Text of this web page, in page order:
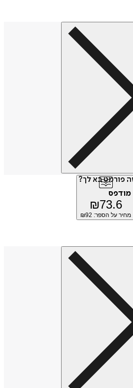
פורמט בא לך?
מודפס
₪73.6
מחיר על הספר: ₪ 92